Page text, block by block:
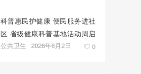
科普惠民护健康 便民服务进社
区 省级健康科普基地活动周启
幕
公共卫生 2026年6月2日 0